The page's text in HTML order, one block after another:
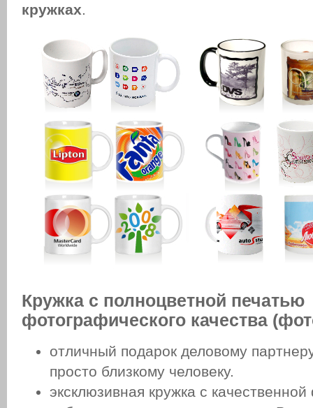
кружках.
Кружка с полноцветной печатью
фотографического качества
отличный подарок деловому
просто близкому человеку.
эксклюзивная кружка с